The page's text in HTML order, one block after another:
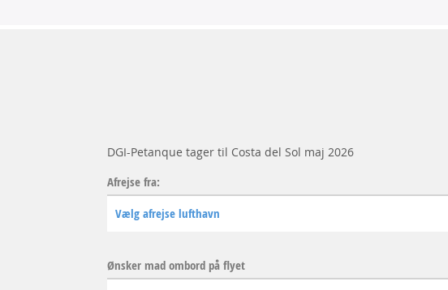
DGI-Petanque tager til Costa del Sol maj 2026
Afrejse fra:
Ønsker mad ombord på flyet